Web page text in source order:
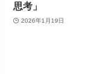
思考」
2026年1月19日